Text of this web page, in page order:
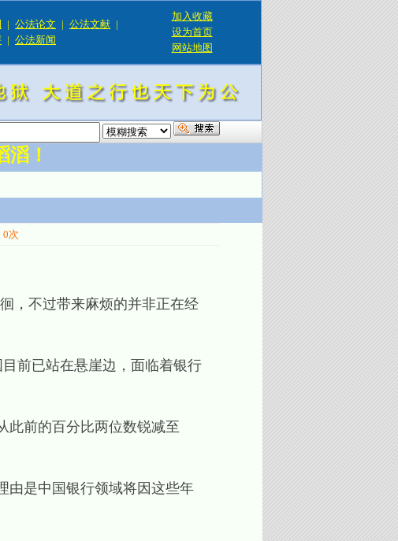
| 公法论文 | 公法文献 |
| 公法新闻
加入收藏
设为首页
网站地图
！
0次
，不过带来麻烦的并非正在经
前已站在悬崖边，面临着银行
此前的百分比两位数锐减至
由是中国银行领域将因这些年